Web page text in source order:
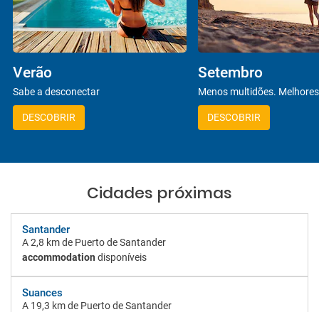
Verão
Sabe a desconectar
DESCOBRIR
Setembro
Menos multidões.
DESCOBRIR
Cidades próximas
Santander
A2,8 kmde Puerto de Santander
accommodation disponíveis
Suances
A 19,3 kmde Puerto de Santander